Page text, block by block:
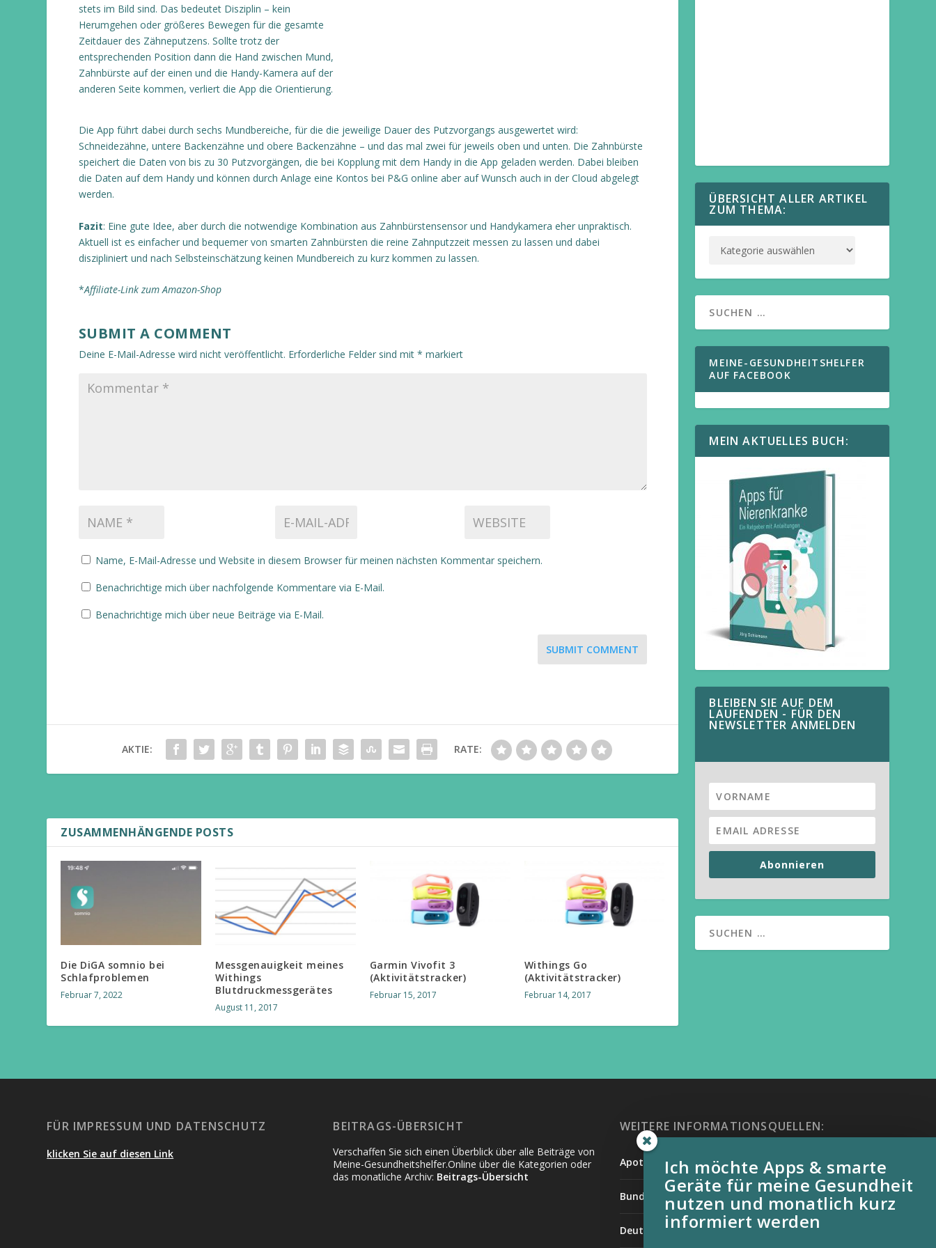
stets im Bild sind. Das bedeutet Disziplin – kein
Herumgehen oder größeres Bewegen für die gesamte
Zeitdauer des Zähneputzens. Sollte trotz der
entsprechenden Position dann die Hand zwischen Mund,
Zahnbürste auf der einen und die Handy-Kamera auf der
anderen Seite kommen, verliert die App die Orientierung.
Die App führt dabei durch sechs Mundbereiche, für die die jeweilige Dauer des Putzvorgangs ausgewertet wird:
Schneidezähne, untere Backenzähne und obere Backenzähne – und das mal zwei für jeweils oben und unten. Die Zahnbürste
speichert die Daten von bis zu 30 Putzvorgängen, die bei Kopplung mit dem Handy in die App geladen werden. Dabei bleiben
die Daten auf dem Handy und können durch Anlage eine Kontos bei P&G online aber auf Wunsch auch in der Cloud abgelegt
werden.
Fazit: Eine gute Idee, aber durch die notwendige Kombination aus Zahnbürstensensor und Handykamera eher unpraktisch.
Aktuell ist es einfacher und bequemer von smarten Zahnbürsten die reine Zahnputzzeit messen zu lassen und dabei
diszipliniert und nach Selbsteinschätzung keinen Mundbereich zu kurz kommen zu lassen.
*Affiliate-Link zum Amazon-Shop
SUBMIT A COMMENT
Deine E-Mail-Adresse wird nicht veröffentlicht. Erforderliche Felder sind mit * markiert
Name, E-Mail-Adresse und Website in diesem Browser für meinen nächsten Kommentar speichern.
Benachrichtige mich über nachfolgende Kommentare via E-Mail.
Benachrichtige mich über neue Beiträge via E-Mail.
SUBMIT COMMENT
AKTIE: RATE:
ZUSAMMENHÄNGENDE POSTS
Die DiGA somnio bei
Schlafproblemen
Februar 7, 2022
Messgenauigkeit meines
Withings
Blutdruckmessgerätes
August 11, 2017
Garmin Vivofit 3
(Aktivitätstracker)
Februar 15, 2017
Withings Go
(Aktivitätstracker)
Februar 14, 2017
ÜBERSICHT ALLER ARTIKEL
ZUM THEMA:
MEINE-GESUNDHEITSHELFER
AUF FACEBOOK
MEIN AKTUELLES BUCH:
BLEIBEN SIE AUF DEM
LAUFENDEN - FÜR DEN
NEWSLETTER ANMELDEN
Abonnieren
FÜR IMPRESSUM UND DATENSCHUTZ
klicken Sie auf diesen Link
BEITRAGS-ÜBERSICHT
Verschaffen Sie sich einen Überblick über alle Beiträge von
Meine-Gesundheitshelfer.Online über die Kategorien oder
das monatliche Archiv: Beitrags-Übersicht
WEITERE INFORMATIONSQUELLEN:
Apotheken Umschau
Bundesverband der Organtransplantierten e.V.
Deutsche Stiftung für chronisch Kranke
Ich möchte Apps & smarte
Geräte für meine Gesundheit
nutzen und monatlich kurz
informiert werden